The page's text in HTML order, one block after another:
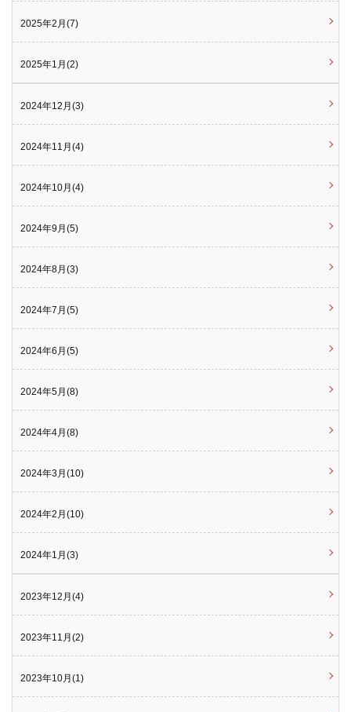
2025年2月(7)
2025年1月(2)
2024年12月(3)
2024年11月(4)
2024年10月(4)
2024年9月(5)
2024年8月(3)
2024年7月(5)
2024年6月(5)
2024年5月(8)
2024年4月(8)
2024年3月(10)
2024年2月(10)
2024年1月(3)
2023年12月(4)
2023年11月(2)
2023年10月(1)